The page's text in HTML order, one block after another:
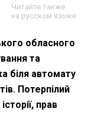
Читайте также
на русском языке
обласного
та
біля автомату
Потерпілий
прав